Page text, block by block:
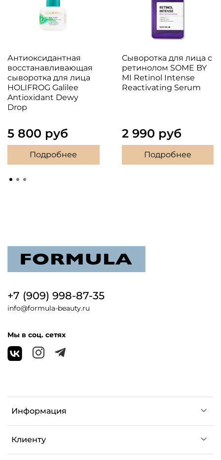
Антиоксидантная
восстанавливающая
сыворотка для лица
HOLIFROG Galilee
Antioxidant Dewy
Drop
5 800 руб
Подробнее
Сыворотка для лица с
ретинолом SOME BY
MI Retinol Intense
Reactivating Serum
2 990 руб
Подробнее
Информация
Клиенту
+7 (909) 998-87-35
info@formula-beauty.ru
Мы в соц. сетях